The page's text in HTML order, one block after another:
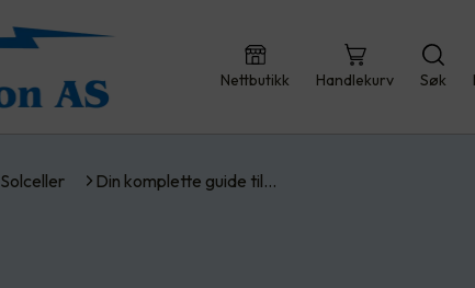
Nettbutikk Handlekurv Søk
Solceller Din komplette guide til…